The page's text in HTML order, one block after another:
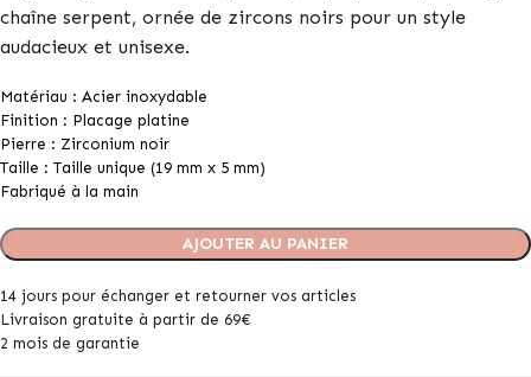
chaîne serpent, ornée de zircons noirs pour un style
audacieux et unisexe.
Matériau : Acier inoxydable
Finition : Placage platine
Pierre : Zirconium noir
Taille : Taille unique (19 mm x 5 mm)
Fabriqué à la main
AJOUTER AU PANIER
14 jours pour échanger et retourner vos articles
Livraison gratuite à partir de 69€
2 mois de garantie